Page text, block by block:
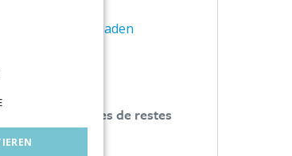
als PDF herunterladen
avec les musées de restes